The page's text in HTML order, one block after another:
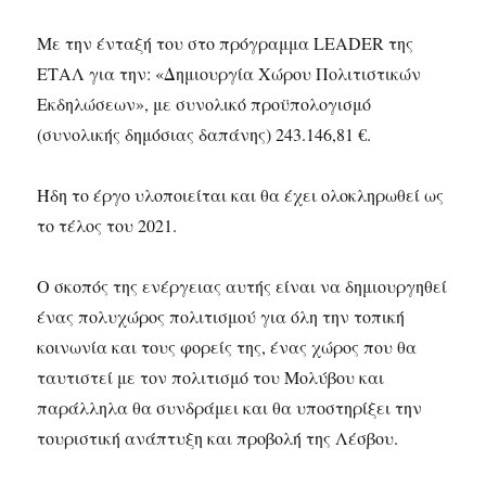
Με την ένταξή του στο πρόγραμμα LEADER της
ΕΤΑΛ για την: «Δημιουργία Χώρου Πολιτιστικών
Εκδηλώσεων», με συνολικό προϋπολογισμό
(συνολικής δημόσιας δαπάνης) 243.146,81 €.
Ήδη το έργο υλοποιείται και θα έχει ολοκληρωθεί ως
το τέλος του 2021.
Ο σκοπός της ενέργειας αυτής είναι να δημιουργηθεί
ένας πολυχώρος πολιτισμού για όλη την τοπική
κοινωνία και τους φορείς της, ένας χώρος που θα
ταυτιστεί με τον πολιτισμό του Μολύβου και
παράλληλα θα συνδράμει και θα υποστηρίξει την
τουριστική ανάπτυξη και προβολή της Λέσβου.